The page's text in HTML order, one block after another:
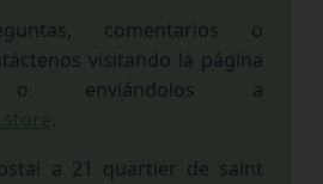
comentarios o
visitando la página
enviándolos a
.
a 21 quartier de saint